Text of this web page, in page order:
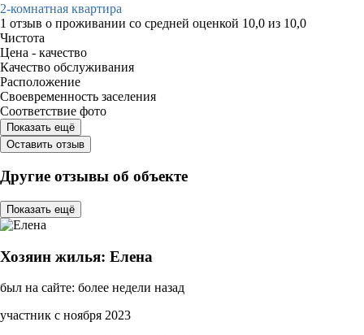
2-комнатная квартира
1 отзыв о проживании со средней оценкой 10,0 из 10,0
Чистота
Цена - качество
Качество обслуживания
Расположение
Своевременность заселения
Соответствие фото
Показать ещё
Оставить отзыв
Другие отзывы об объекте
Показать ещё
Хозяин жилья: Елена
был на сайте: более недели назад
участник с ноября 2023